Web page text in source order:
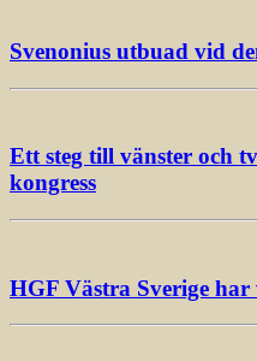
Svenonius utbuad vid
Ett steg till vänster och
kongress
HGF Västra Sverige har